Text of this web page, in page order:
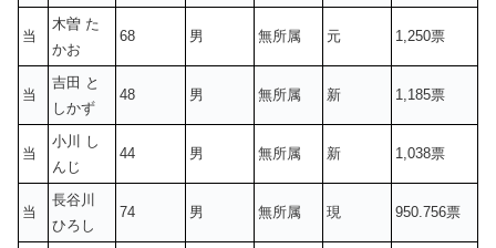
当
木曽 た
かお
68 男 無所属 元 1,250票
当
吉田 と
しかず
48 男 無所属 新 1,185票
当
小川 し
んじ
44 男 無所属 新 1,038票
当
長谷川
ひろし
74 男 無所属 現 950.756票